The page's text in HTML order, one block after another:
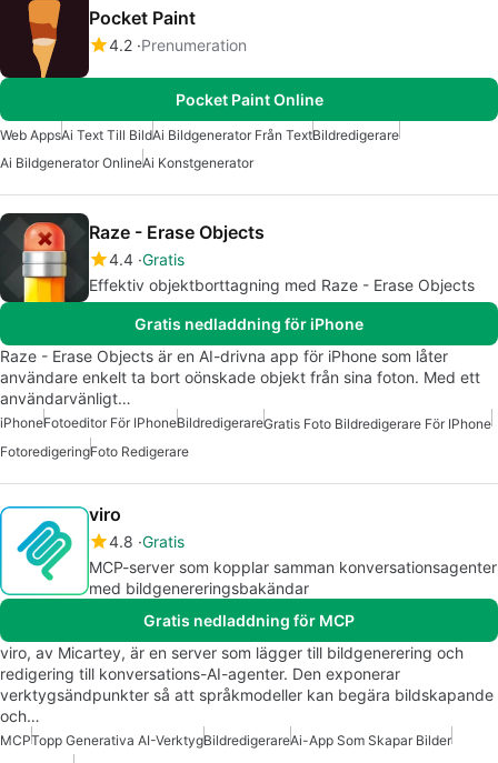
Pocket Paint
4.2 Prenumeration
Pocket Paint Online
Web AppsAi Text Till BildAi Bildgenerator Från TextBildredigerare
Ai Bildgenerator OnlineAi Konstgenerator
Raze - Erase Objects
4.4 Gratis
Effektiv objektborttagning med Raze - Erase Objects
Gratis nedladdning för iPhone
Raze - Erase Objects är en AI-drivna app för iPhone som låter
användare enkelt ta bort oönskade objekt från sina foton. Med ett
användarvänligt…
iPhoneFotoeditor För IPhoneBildredigerareGratis Foto Bildredigerare För IPhone
FotoredigeringFoto Redigerare
viro
4.8 Gratis
MCP-server som kopplar samman konversationsagenter
med bildgenereringsbakändar
Gratis nedladdning för MCP
viro, av Micartey, är en server som lägger till bildgenerering och
redigering till konversations-AI-agenter. Den exponerar
verktygsändpunkter så att språkmodeller kan begära bildskapande
och…
MCPTopp Generativa AI-VerktygBildredigerareAi-App Som Skapar Bilder